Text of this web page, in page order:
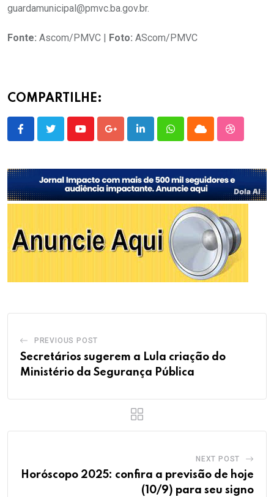
guardamunicipal@pmvc.ba.gov.br.
Fonte: Ascom/PMVC | Foto: AScom/PMVC
COMPARTILHE:
YoutubeGoogle+LinkedInWhatsappCloud
PREVIOUS POST
Secretários sugerem a Lula criação do
Ministério da Segurança Pública
NEXT POST
Horóscopo 2025: confira a previsão de hoje
(10/9) para seu signo